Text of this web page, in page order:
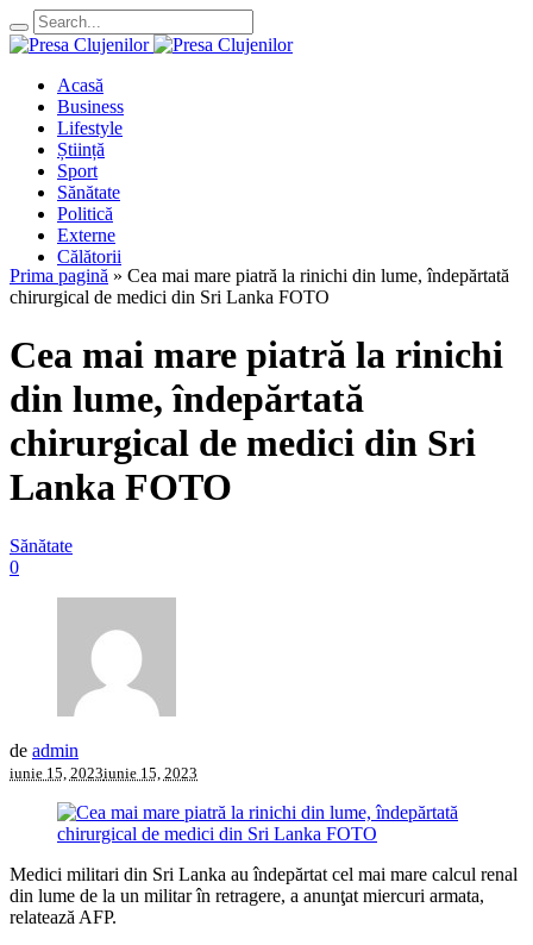
Acasă
Business
Lifestyle
Știință
Sport
Sănătate
Politică
Externe
Călătorii
Prima pagină » Cea mai mare piatră la rinichi din lume, îndepărtată
chirurgical de medici din Sri Lanka FOTO
Cea mai mare piatră la rinichi
din lume, îndepărtată
chirurgical de medici din Sri
Lanka FOTO
Sănătate
0
de admin
iunie 15, 2023iunie 15, 2023
Medici militari din Sri Lanka au îndepărtat cel mai mare calcul renal
din lume de la un militar în retragere, a anunţat miercuri armata,
relatează AFP.